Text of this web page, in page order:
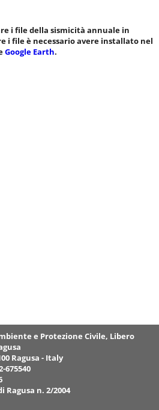
i file della sismicità annuale in
i file è necessario avere installato nel
Google Earth.
e Protezione Civile, Libero
Ragusa - Italy
675540
Ragusa n. 2/2004